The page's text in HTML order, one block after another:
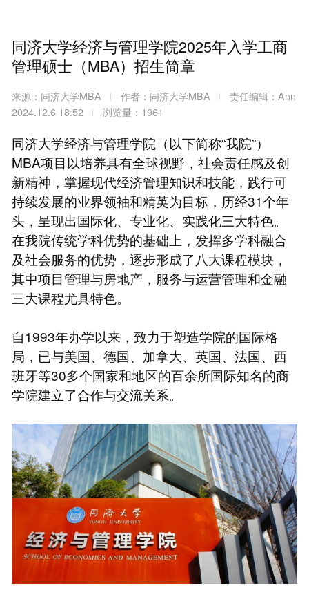
同济大学经济与管理学院2025年入学工商
管理硕士（MBA）招生简章
来源：同济大学MBA 作者：同济大学MBA
责任编辑：Ann
2024.12.6 18:52
浏览量：1961
同济大学经济与管理学院（以下简称“我院”）
MBA项目以培养具有全球视野，社会责任感及创
新精神，掌握现代经济管理知识和技能，践行可
持续发展的业界领袖和精英为目标，历经31个年
头，呈现出国际化、专业化、实践化三大特色。
在我院传统学科优势的基础上，发挥多学科融合
及社会服务的优势，逐步形成了八大课程模块，
其中项目管理与房地产，服务与运营管理和金融
三大课程尤具特色。
自1993年办学以来，致力于塑造学院的国际格
局，已与美国、德国、加拿大、英国、法国、西
班牙等30多个国家和地区的百余所国际知名的商
学院建立了合作与交流关系。